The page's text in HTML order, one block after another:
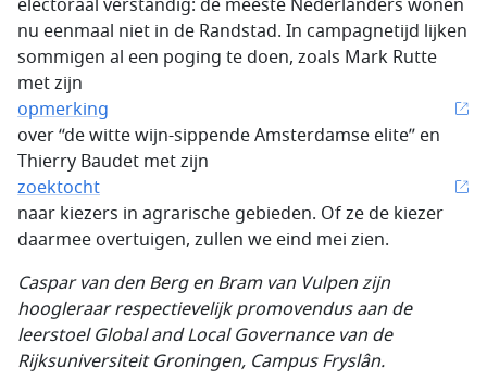
electoraal verstandig: de meeste Nederlanders wonen
nu eenmaal niet in de Randstad. In campagnetijd lijken
sommigen al een poging te doen, zoals Mark Rutte
met zijn
opmerking
over “de witte wijn-sippende Amsterdamse elite” en
Thierry Baudet met zijn
zoektocht
naar kiezers in agrarische gebieden. Of ze de kiezer
daarmee overtuigen, zullen we eind mei zien.
Caspar van den Berg en Bram van Vulpen zijn
hoogleraar respectievelijk promovendus aan de
leerstoel Global and Local Governance van de
Rijksuniversiteit Groningen, Campus Fryslân.